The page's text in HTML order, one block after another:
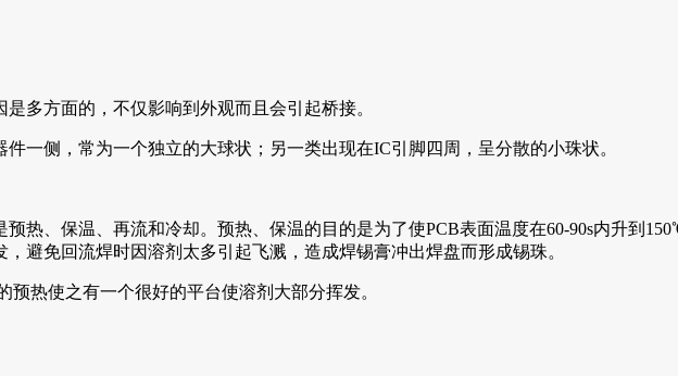
多方面的，不仅影响到外观而且会引起桥接。
一侧，常为一个独立的大球状；另一类出现在IC引脚四周，呈分散的小珠状。
热、保温、再流和冷却。预热、保温的目的是为了使PCB表面温度在60-90s内升到
避免回流焊时因溶剂太多引起飞溅，造成焊锡膏冲出焊盘而形成锡珠。
热使之有一个很好的平台使溶剂大部分挥发。